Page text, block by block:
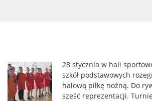
28 stycznia w hali
szkół podstawowych
halową piłkę nożną. Do
sześć reprezentacji.